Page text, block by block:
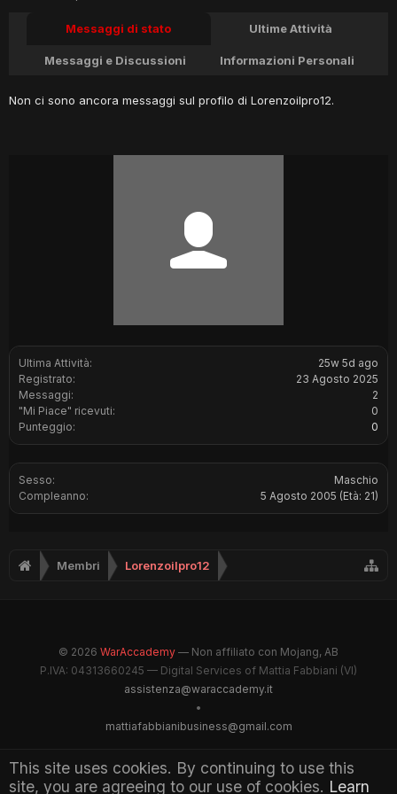
This site uses cookies. By continuing to use this
site, you are agreeing to our use of cookies. Learn
Ultima Attività:
25w 5d ago
Registrato:
23 Agosto 2025
Messaggi:
2
"Mi Piace" ricevuti:
0
Punteggio:
0
Sesso:
Maschio
Compleanno:
5 Agosto 2005 (Età: 21)
Messaggi di stato Ultime Attività
Messaggi e Discussioni Informazioni Personali
Non ci sono ancora messaggi sul profilo di Lorenzoilpro12.
Membri Lorenzoilpro12
© 2026 WarAccademy — Non affiliato con Mojang, AB
P.IVA: 04313660245 — Digital Services of Mattia Fabbiani (VI)
assistenza@waraccademy.it
•
mattiafabbianibusiness@gmail.com
@GhostFabbyz
Maintained by WarAccademy Administrators